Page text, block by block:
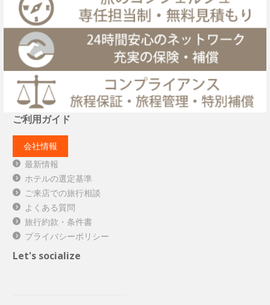
ご利用ガイド
会社情報
最新情報
ホテルの選定基準
ご来店での旅行相談
よくある質問
旅行約款・条件書
プライバシーポリシー
Let's socialize